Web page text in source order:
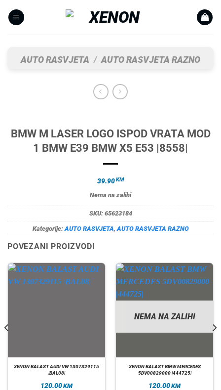
AUTO RASVJETA / AUTO RASVJETA RAZNO
BMW M LASER LOGO ISPOD VRATA MOD
1 BMW E39 BMW X5 E53 |8558|
39.90KM
Nema na zalihi
SKU: 65623184
Kategorije: AUTO RASVJETA, AUTO RASVJETA RAZNO
POVEZANI PROIZVODI
XENON BALAST AUDI VW 1307329115
|BAL08|
120.00KM
NEMA NA ZALIHI
XENON BALAST BMW MERCEDES
5DV00829000 |444725|
120.00KM